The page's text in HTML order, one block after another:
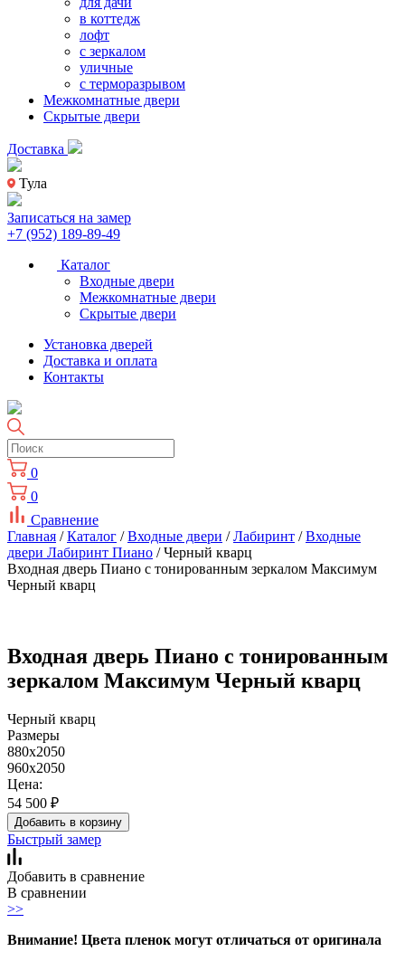
в коттедж
лофт
с зеркалом
уличные
с терморазрывом
Межкомнатные двери
Скрытые двери
Доставка
Тула
Записаться на замер
+7 (952) 189-89-49
Каталог
Входные двери
Межкомнатные двери
Скрытые двери
Установка дверей
Доставка и оплата
Контакты
0
0
Сравнение
Главная /Каталог /Входные двери /Лабиринт /Входные
двери Лабиринт Пиано / Черный кварц
Входная дверь Пиано с тонированным зеркалом Максимум
Черный кварц
Входная дверь Пиано с тонированным
зеркалом Максимум Черный кварц
Черный кварц
Размеры
880х2050
960х2050
Цена:
54 500 ₽
Добавить в корзину
Быстрый замер
Добавить в сравнение
В сравнении
>>
Внимание! Цвета пленок могут отличаться от оригинала